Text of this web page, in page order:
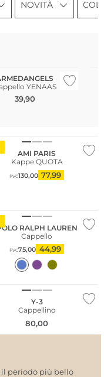
NOVITÀ
YENAAS
39,90
AMI PARIS
Kappe QUOTA
PVC130,00 77,99
RALPH LAUREN
Cappello
PVC75,00 44,99
Y-3
Cappellino
80,00
il periodo più bello